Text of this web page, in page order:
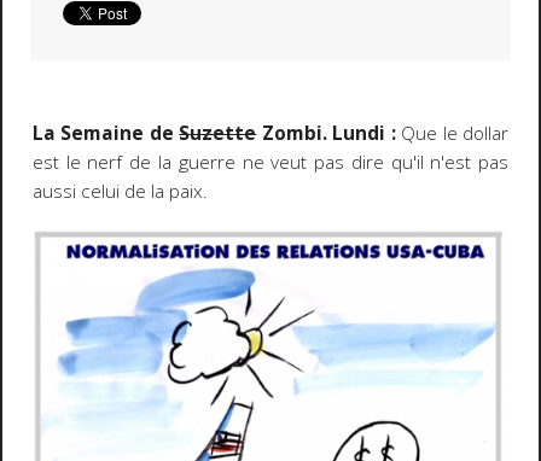
La Semaine deSuzetteZombi. Lundi :Que le dollar
est le nerf de la guerre ne veut pas dire qu'il n'est pas
aussi celui de la paix.